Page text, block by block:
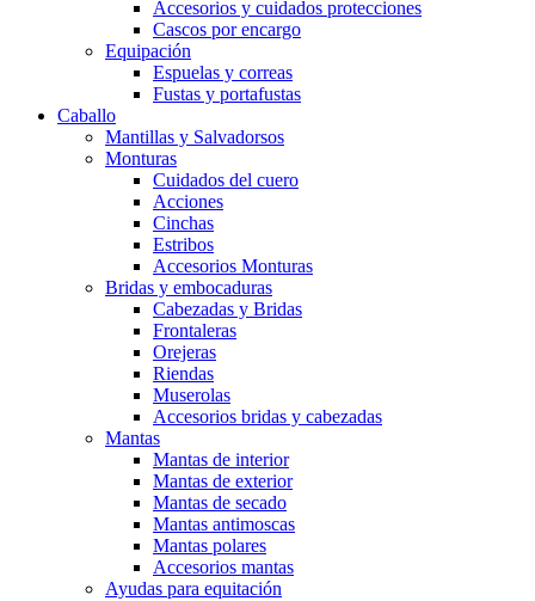
Accesorios y cuidados protecciones
Cascos por encargo
Equipación
Espuelas y correas
Fustas y portafustas
Caballo
Mantillas y Salvadorsos
Monturas
Cuidados del cuero
Acciones
Cinchas
Estribos
Accesorios Monturas
Bridas y embocaduras
Cabezadas y Bridas
Frontaleras
Orejeras
Riendas
Muserolas
Accesorios bridas y cabezadas
Mantas
Mantas de interior
Mantas de exterior
Mantas de secado
Mantas antimoscas
Mantas polares
Accesorios mantas
Ayudas para equitación